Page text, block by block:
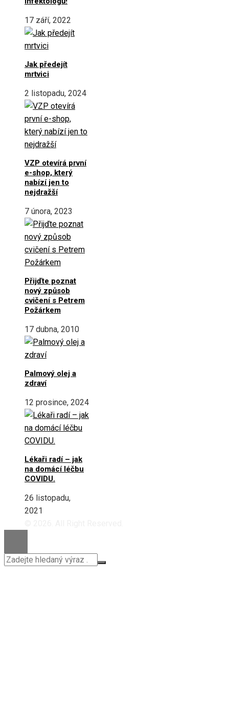
17 září, 2022
Jak předejít
mrtvici
2 listopadu, 2024
VZP otevírá první
e-shop, který
nabízí jen to
nejdražší
7 února, 2023
Přijďte poznat
nový způsob
cvičení s Petrem
Požárkem
17 dubna, 2010
Palmový olej a
zdraví
12 prosince, 2024
Lékaři radí – jak
na domácí léčbu
COVIDU.
26 listopadu,
2021